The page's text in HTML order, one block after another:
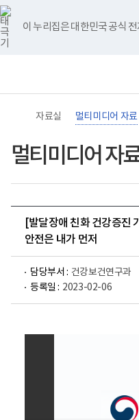
바
로
가
기
메
이 누리집은 대한민국 공식
너
비
767px
이
하
영
홈
자료실 멀티미디어 자료
멀티미디어 자
[발달장애 친화 건강증진
안전은 내가 먼저
담당부서 : 건강보건연구과
등록일 : 2023-02-06
유
튜
브
블
로
그
인
스
타
그
램
페
이
스
북